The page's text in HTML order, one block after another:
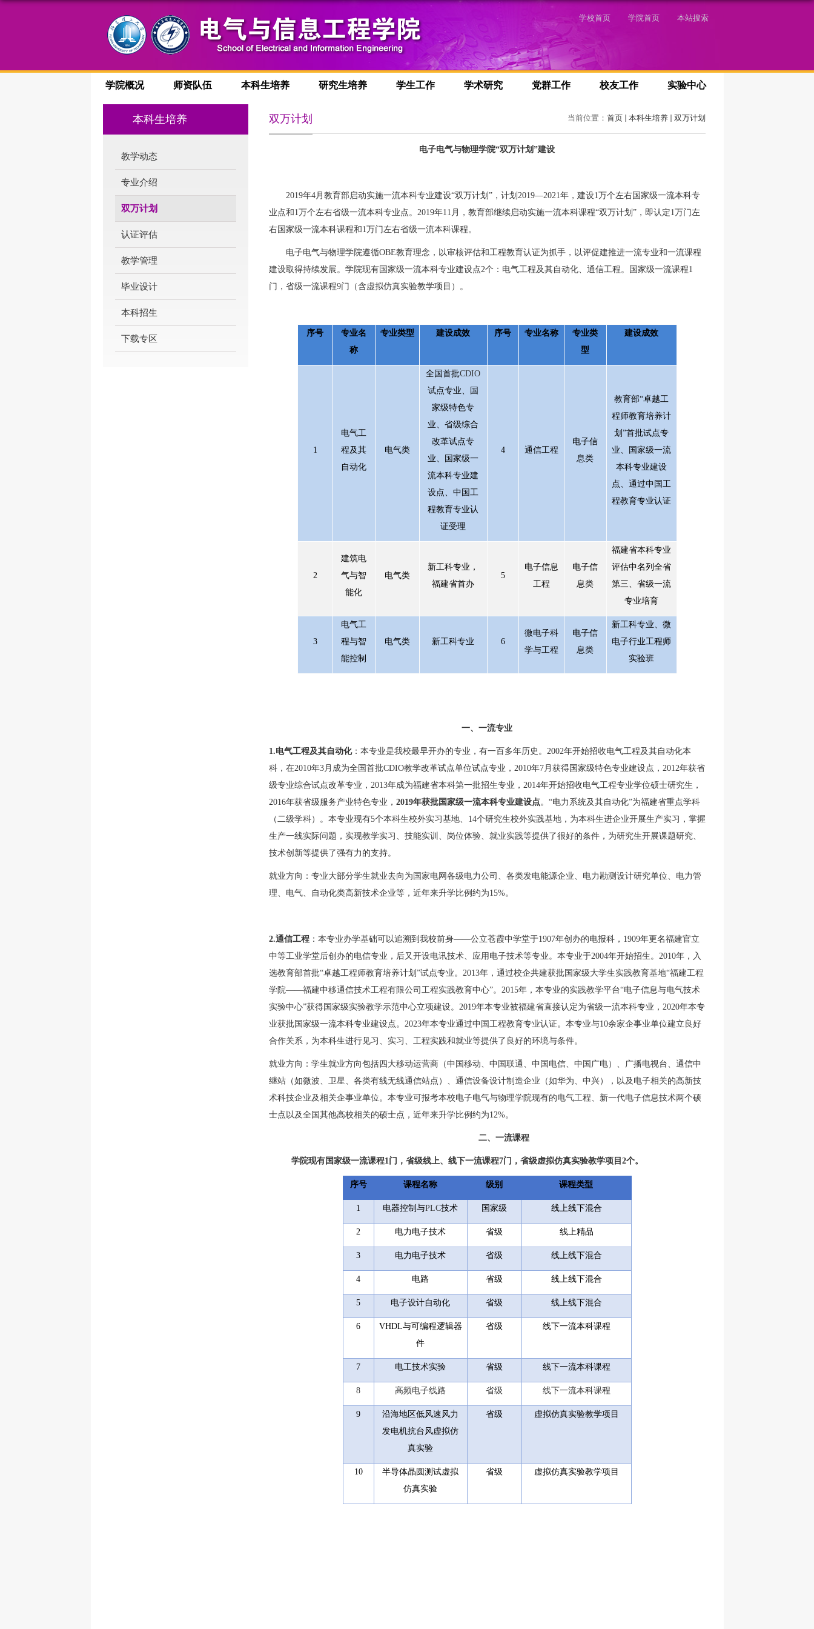
学校首页 学院首页 本站搜索
学院概况 师资队伍 本科生培养 研究生培养 学生工作 学术研究 党群工作 校友工作 实验中心
本科生培养
教学动态
专业介绍
双万计划
认证评估
教学管理
毕业设计
本科招生
下载专区
当前位置： 首页 本科生培养 双万计划
双万计划
电子电气与物理学院“双万计划”建设
2019年4月 教育部启动实施一流本科专业建设“双万计划”，计划 2019—2021年，建设1万个左右国家级一流本科专
业点和 1万个左右省级一流本科专业点。 2019年11 月，教育部继续启动实施一流本科课程“双万计划”，即认定1万门左
右国家级一流本科课程和 1万门左右省级一流本科课程。
电子电气与物理学院遵循OBE教育理念，以审核评估和工程教育认证为抓手，以评促建推进一流专业和一流课程
建设取得持续发展。学院现有国家级一流本科专业建设点2个：电气工程及其自动化、通信工程。国家级一流课程1
门，省级一流课程9门（含虚拟仿真实验教学项目）。
序号
专业名
称
专业类型 建设成效 序号 专业名称
专业类
型
建设成效
1
电气工
程及其
自动化
电气类
全国首批CDIO
试点专业、国
家级特色专
业、省级综合
改革试点专
业、国家级一
流本科专业建
设点、中国工
程教育专业认
证受理
4 通信工程
电子信
息类
教育部“卓越工
程师教育培养计
划”首批试点专
业、国家级一流
本科专业建设
点、通过中国工
程教育专业认证
2
建筑电
气与智
能化
电气类
新工科专业，
福建省首办
5
电子信息
工程
电子信
息类
福建省本科专业
评估中名列全省
第三、省级一流
专业培育
3
电气工
程与智
能控制
电气类 新工科专业 6
微电子科
学与工程
电子信
息类
新工科专业、微
电子行业工程师
实验班
一、一流专业
1.电气工程及其自动化：本专业是我校最早开办的专业，有一百多年历史。 2002年开始招收电气工程及其自动化本
科，在2010年3月成为全国首批CDIO教学改革试点单位试点专业， 2010年7月获得国家级特色专业建设点， 2012年获省
级专业综合试点改革专业， 2013年成为福建省本科第一批招生专业， 2014年开始招收电气工程专业学位硕士研究生，
2016年获省级服务产业特色专业， 2019年获批国家级一流本科专业建设点。“电力系统及其自动化”为福建省重点学科
（二级学科）。本专业现有5个本科生校外实习基地、 14个研究生校外实践基地，为本科生进企业开展生产实习，掌握
生产一线实际问题，实现教学实习、技能实训、岗位体验、就业实践等提供了很好的条件，为研究生开展课题研究、
技术创新等提供了强有力的支持。
就业方向：专业大部分学生就业去向为国家电网各级电力公司、各类发电能源企业、电力勘测设计研究单位、电力管
理、电气、自动化类高新技术企业等，近年来升学比例约为15%。
2.通信工程：本专业办学基础可以追溯到我校前身——公立苍霞中学堂于1907年创办的电报科， 1909年更名福建官立
中等工业学堂后创办的电信专业，后又开设电讯技术、应用电子技术等专业。本专业于2004年开始招生。 2010年，入
选教育部首批“卓越工程师教育培养计划”试点专业。 2013年，通过校企共建获批国家级大学生实践教育基地“福建工程
学院——福建中移通信技术工程有限公司工程实践教育中心”。 2015年，本专业的实践教学平台“电子信息与电气技术
实验中心”获得国家级实验教学示范中心立项建设。 2019年本专业被福建省直接认定为省级一流本科专业， 2020年本专
业获批国家级一流本科专业建设点。 2023年本专业通过中国工程教育专业认证。本专业与10余家企事业单位建立良好
合作关系，为本科生进行见习、实习、工程实践和就业等提供了良好的环境与条件。
就业方向：学生就业方向包括四大移动运营商（中国移动、中国联通、中国电信、中国广电）、广播电视台、通信中
继站（如微波、卫星、各类有线无线通信站点）、通信设备设计制造企业（如华为、中兴），以及电子相关的高新技
术科技企业及相关企事业单位。本专业可报考本校电子电气与物理学院现有的电气工程、新一代电子信息技术两个硕
士点以及全国其他高校相关的硕士点，近年来升学比例约为12%。
二、 一流课程
学院现有国家级一流课程1门，省级线上、线下一流课程7门，省级虚拟仿真实验教学项目 2个。
序号 课程名称 级别 课程类型
1 电器控制与PLC技术 国家级 线上线下混合
2 电力电子技术 省级 线上精品
3 电力电子技术 省级 线上线下混合
4 电路 省级 线上线下混合
5 电子设计自动化 省级 线上线下混合
6 VHDL与可编程逻辑器
件
省级 线下一流本科课程
7 电工技术实验 省级 线下一流本科课程
8 高频电子线路 省级 线下一流本科课程
9
沿海地区低风速风力
发电机抗台风虚拟仿
真实验
省级 虚拟仿真实验教学项目
10
半导体晶圆测试虚拟
仿真实验
省级 虚拟仿真实验教学项目